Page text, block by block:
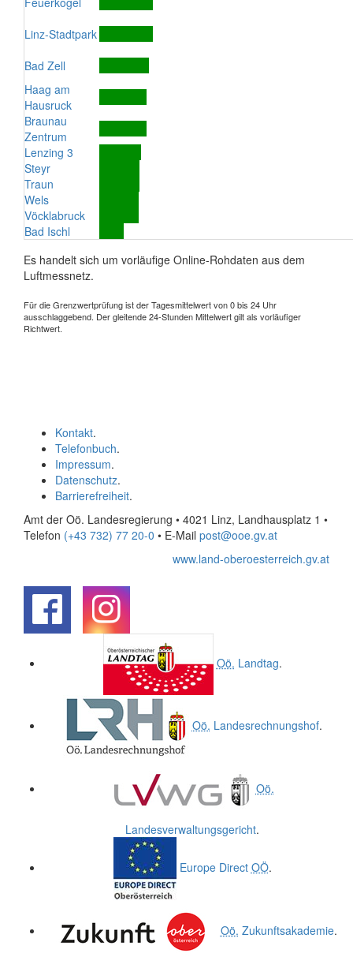
Linz-Stadtpark
Bad Zell
Haag am
Hausruck
Braunau
Zentrum
Lenzing 3
Steyr
Traun
Wels
Vöcklabruck
Bad Ischl
Es handelt sich um vorläufige Online-Rohdaten aus dem
Luftmessnetz.
Für die Grenzwertprüfung ist der Tagesmittelwert von 0 bis 24 Uhr
ausschlaggebend. Der gleitende 24-Stunden Mittelwert gilt als vorläufiger
Richtwert.
Kontakt.
Telefonbuch.
Impressum.
Datenschutz.
Barrierefreiheit.
Amt der Oö. Landesregierung • 4021 Linz, Landhausplatz 1 •
Telefon (+43 732) 77 20-0 • E-Mail post@ooe.gv.at
www.land-oberoesterreich.gv.at
Oö. Landtag.
Oö. Landesrechnungshof.
Oö.
Landesverwaltungsgericht.
Europe Direct OÖ.
Oö. Zukunftsakademie.